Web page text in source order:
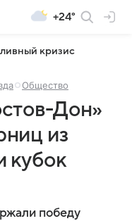
+24°
кризис
Общество
Дон»
из
кубок
победу